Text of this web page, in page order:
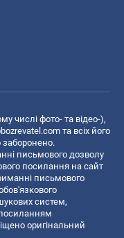
числі фото- та відео-),
та всіх його
заборонено.
письмового дозволу
посилання на сайт
письмового
систем,
посиланням
оригінальний